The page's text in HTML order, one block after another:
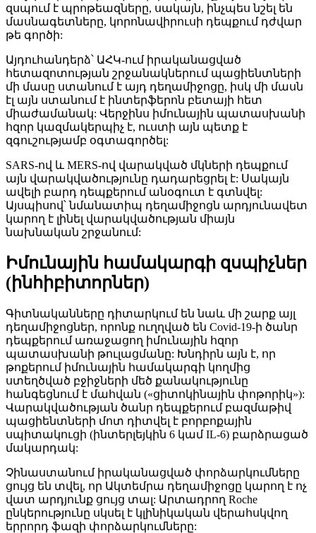
զսպում է պրոթեազները, սակայն, ինչպես նշել են
մասնագետները, կորոնավիրուսի դեպքում դժվար
թե գործի:
Այդուհանդերձ՝ ԱՀԿ-ում իրականացված
հետազոտության շրջանակներում պացիենտների
մի մասը ստանում է այդ դեղամիջոցը, իսկ մի մասն
էլ այն ստանում է ինտերֆերոն բետայի հետ
միաժամանակ: Վերջինս իմունային պատասխանի
հզոր կազմակերպիչ է, ուստի այն պետք է
զգուշությամբ օգտագործել:
SARS-ով և MERS-ով վարակված մկների դեպքում
այն վարակվածությունը դադարեցրել է: Սակայն
ավելի բարդ դեպքերում անօգուտ է գտնվել:
Այսպիսով՝ նմանատիպ դեղամիջոցն արդյունավետ
կարող է լինել վարակվածության միայն
նախնական շրջանում:
Իմունային համակարգի զսպիչներ
(ինհիբիտորներ)
Գիտնականները դիտարկում են նաև մի շարք այլ
դեղամիջոցներ, որոնք ուղղված են Covid-19-ի ծանր
դեպքերում առաջացող իմունային հզոր
պատասխանի թուլացմանը: Խնդիրն այն է, որ
թոքերում իմունային համակարգի կողմից
ստեղծված բջիջների մեծ քանակությունը
հանգեցնում է մահվան («ցիտոկինային փոթորիկ»):
Վարակվածության ծանր դեպքերում բազմաթիվ
պացիենտների մոտ դիտվել է բորբոքային
սպիտակուցի (ինտերլեյկին 6 կամ IL-6) բարձրացած
մակարդակ:
Չինաստանում իրականացված փորձարկումները
ցույց են տվել, որ Ակտեմրա դեղամիջոցը կարող է ոչ
վատ արդյունք ցույց տալ: Արտադրող Roche
ընկերությունը սկսել է կլինիկական վերահսկվող
երրորդ ֆազի փորձարկումները: